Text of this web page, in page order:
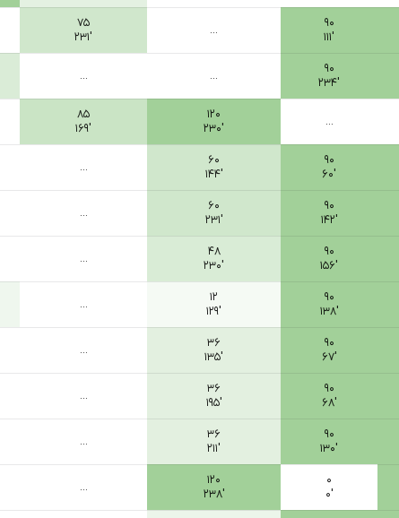
۹۰
۱۱۱′
...
۷۵
۲۳۱′
۹۰
۲۳۴′
...
...
...
۱۲۰
۲۳۰′
۸۵
۱۶۹′
۹۰
۶۰′
۶۰
۱۴۴′
...
۹۰
۱۴۲′
۶۰
۲۳۱′
...
۹۰
۱۵۶′
۴۸
۲۳۰′
...
۹۰
۱۳۸′
۱۲
۱۲۹′
...
۹۰
۶۷′
۳۶
۱۳۵′
...
۹۰
۶۸′
۳۶
۱۹۵′
...
۹۰
۱۳۰′
۳۶
۲۱۱′
...
۰
۰′
۱۲۰
۲۳۸′
...